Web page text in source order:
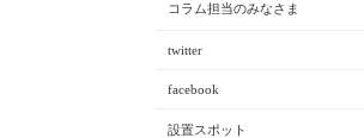
コラム担当のみなさま
twitter
facebook
設置スポット